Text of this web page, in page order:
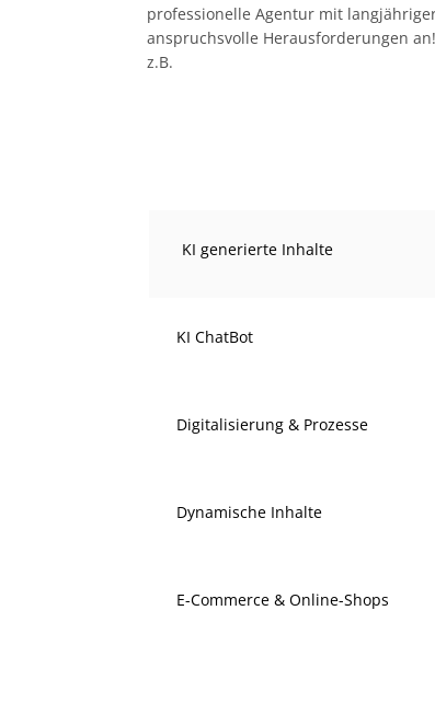
professionelle Agentur mit
anspruchsvolle Herausforderungen
z.B.
KI generierte Inhalte
KI ChatBot
Digitalisierung & Prozesse
Dynamische Inhalte
E-Commerce & Online-Shops